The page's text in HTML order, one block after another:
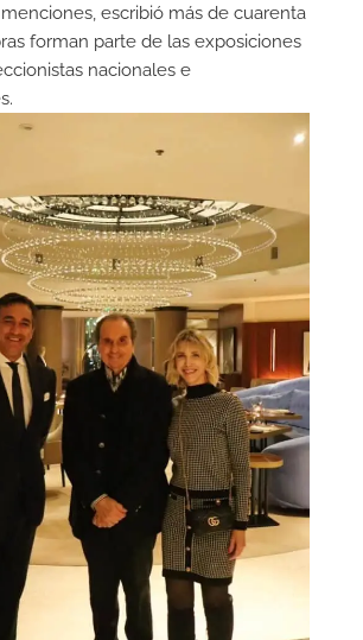
escribió más de cuarenta
forman parte de las exposiciones
nacionales e